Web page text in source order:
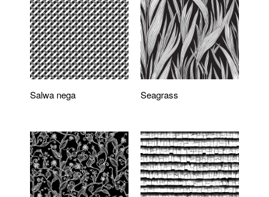
Salwa nega Seagrass